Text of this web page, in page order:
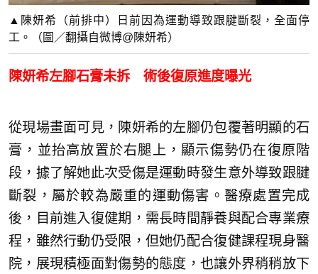
▲陳妍希（前排中）日前因為運動導致跟腱斷裂，全面停
工。（圖／翻攝自微博@陳妍希）
陳妍希左腳石膏未拆 術後復原進度曝光
從現場畫面可見，陳妍希的左腳仍包覆著明顯的石
膏，並抬高放置於右腿上，顯示傷勢仍在復原階
段，據了解她此次受傷是運動時發生意外導致跟腱
斷裂，屬於較為嚴重的運動傷害。醫療處置完成
後，目前進入復健期，需長時間靜養與配合專業療
程，雖然行動仍受限，但她仍配合復健課程現身醫
院，展現積極面對傷勢的態度，也讓外界稍稍放下